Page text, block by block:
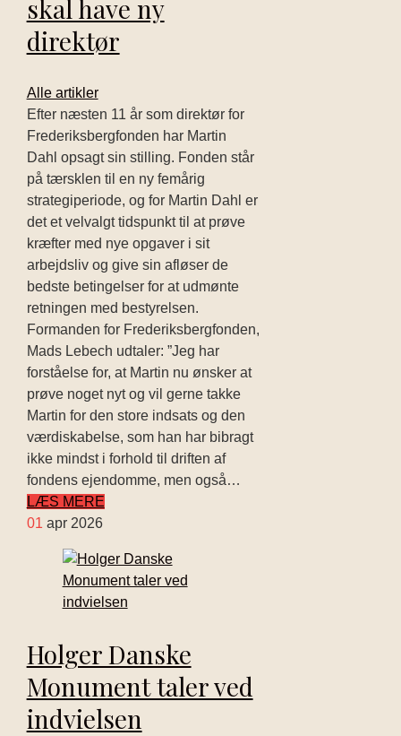
skal have ny
direktør
Alle artikler
Efter næsten 11 år som direktør for
Frederiksbergfonden har Martin
Dahl opsagt sin stilling. Fonden står
på tærsklen til en ny femårig
strategiperiode, og for Martin Dahl er
det et velvalgt tidspunkt til at prøve
kræfter med nye opgaver i sit
arbejdsliv og give sin afløser de
bedste betingelser for at udmønte
retningen med bestyrelsen.
Formanden for Frederiksbergfonden,
Mads Lebech udtaler: ”Jeg har
forståelse for, at Martin nu ønsker at
prøve noget nyt og vil gerne takke
Martin for den store indsats og den
værdiskabelse, som han har bibragt
ikke mindst i forhold til driften af
fondens ejendomme, men også…
LÆS MERE
01 apr 2026
Holger Danske
Monument taler ved
indvielsen